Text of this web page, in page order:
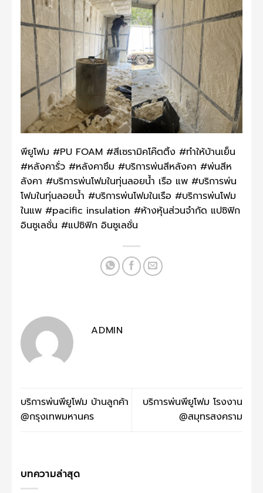
พียูโฟม #PU FOAM #สีเซรามิคโค๊ตติ้ง #ทำให้บ้านเย็น
#หลังคารั่ว #หลังคาซึม #บริการพ่นสีหลังคา #พ่นสีห
ลังคา #บริการพ่นโฟมในทุ่นลอยน้ำ เรือ แพ #บริการพ่น
โฟมในทุ่นลอยน้ำ #บริการพ่นโฟมในเรือ #บริการพ่นโฟม
ในแพ #pacific insulation #ห้างหุ้นส่วนจำกัด แปซิฟิก
อินซูเลชั่น #แปซิฟิก อินซูเลชั่น
ADMIN
บริการพ่นพียูโฟม บ้านลูกค้า
@กรุงเทพมหานคร
บริการพ่นพียูโฟม โรงงาน
@สมุทรสงคราม
บทความล่าสุด